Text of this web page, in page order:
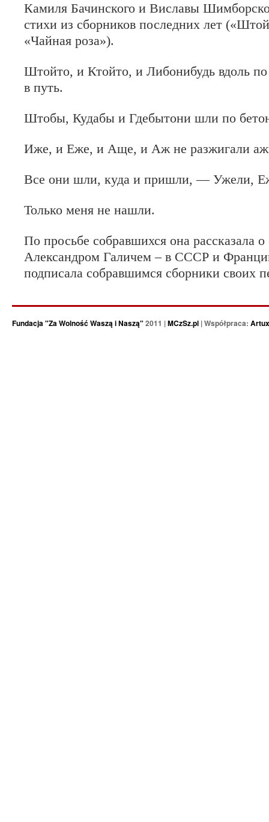
Камиля Бачинского и Виславы
стихи из сборников последних лет
«Чайная роза»).
Штойто, и Ктойто, и Либонибудь вдоль
в путь.
Штобы, Кудабы и Гдебытони шли по
Иже, и Еже, и Аще, и Аж не разжигали
Все они шли, куда и пришли, — Ужели,
Только меня не нашли.
По просьбе собравшихся она рассказала
Александром Галичем – в СССР и
подписала собравшимся сборники своих
Fundacja "Za Wolność Waszą i Naszą" 2011 |MCzSz.pl | Współpraca: Artux